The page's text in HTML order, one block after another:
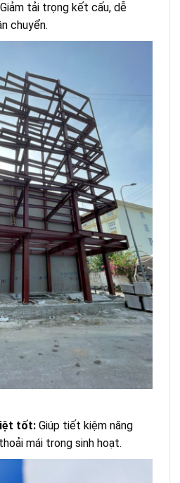
tải trọng kết cấu, dễ
chuyển.
tốt:Giúp tiết kiệm năng
mái trong sinh hoạt.